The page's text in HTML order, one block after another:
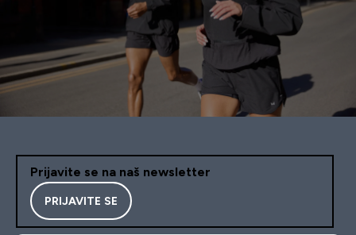
Prijavite se na naš newsletter
PRIJAVITE SE